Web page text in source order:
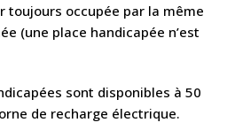
toujours occupée par la même
(une place handicapée n’est
sont disponibles à 50
de recharge électrique.